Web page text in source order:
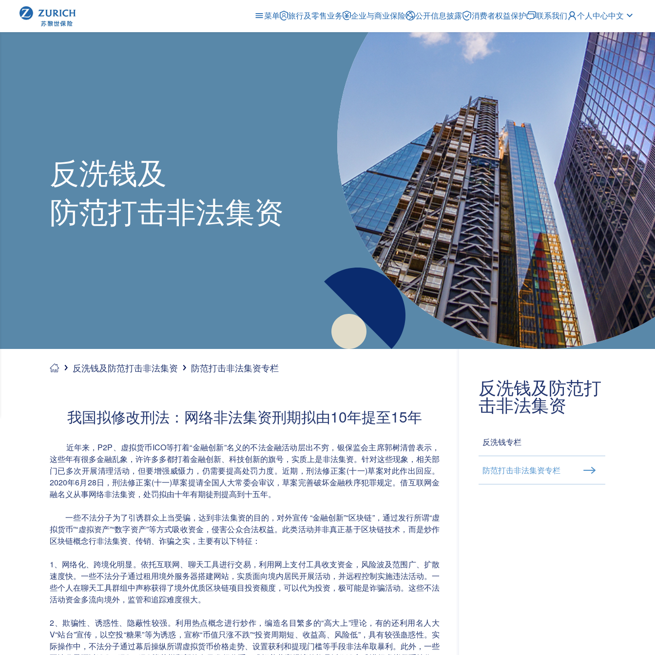
菜单 旅行及零售业务 企业与商业保险 公开信息披露 消费者权益保护 联系我们 个人中心中文
反洗钱及
防范打击非法集资
反洗钱及防范打击非法集资 防范打击非法集资专栏
我国拟修改刑法：网络非法集资刑期拟由10年提至15年
近年来，P2P、虚拟货币ICO等打着“金融创新”名义的不法金融活动层出不穷，银保监会主席郭树清曾表示，
这些年有很多金融乱象，许许多多都打着金融创新、科技创新的旗号，实质上是非法集资。针对这些现象，相关部
门已多次开展清理活动，但要增强威慑力，仍需要提高处罚力度。近期，刑法修正案(十一)草案对此作出回应。
2020年6月28日，刑法修正案(十一)草案提请全国人大常委会审议，草案完善破坏金融秩序犯罪规定。借互联网金
融名义从事网络非法集资，处罚拟由十年有期徒刑提高到十五年。
一些不法分子为了引诱群众上当受骗，达到非法集资的目的，对外宣传 “金融创新”“区块链”，通过发行所谓“虚
拟货币”“虚拟资产”“数字资产”等方式吸收资金，侵害公众合法权益。此类活动并非真正基于区块链技术，而是炒作
区块链概念行非法集资、传销、诈骗之实，主要有以下特征：
1、网络化、跨境化明显。 依托互联网、聊天工具进行交易，利用网上支付工具收支资金，风险波及范围广、扩散
速度快。一些不法分子通过租用境外服务器搭建网站，实质面向境内居民开展活动，并远程控制实施违法活动。一
些个人在聊天工具群组中声称获得了境外优质区块链项目投资额度，可以代为投资，极可能是诈骗活动。这些不法
活动资金多流向境外，监管和追踪难度很大。
2、欺骗性、诱惑性、隐蔽性较强。利用热点概念进行炒作，编造名目繁多的“高大上”理论，有的还利用名人大
V“站台”宣传，以空投“糖果”等为诱惑，宣称“币值只涨不跌”“投资周期短、收益高、风险低”，具有较强蛊惑性。实
际操作中，不法分子通过幕后操纵所谓虚拟货币价格走势、设置获利和提现门槛等手段非法牟取暴利。此外，一些
反洗钱及防范打
击非法集资
反洗钱专栏
防范打击非法集资专栏